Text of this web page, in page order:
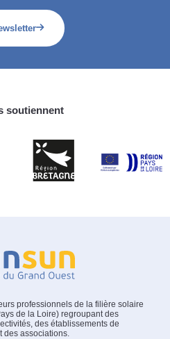
soutiennent
professionnels de la filière solaire
de la Loire) regroupant des
des établissements de
des associations.